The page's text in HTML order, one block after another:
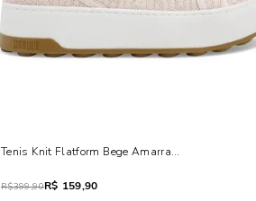
Tenis Knit Flatform Bege Amarração
R$399,90R$ 159,90